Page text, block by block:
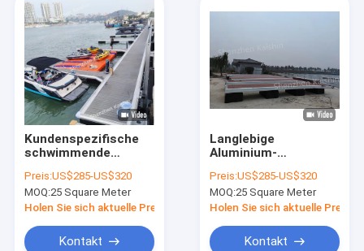
Kundenspezifische
schwimmende
Zubehör für 316
Edelstahl-Klampen-
Sockel für
Funktionalität
Preis:US$285-US$320
MOQ:25 Square Meter
Holen Sie sich aktuelle Preis
Kontakt
Langlebige
Aluminium-
Marine Schwimmbad
mit Deck und
Schwimmbäumen
Preis:US$285-US$320
MOQ:25 Square Meter
Holen Sie sich aktuelle Preis
Kontakt